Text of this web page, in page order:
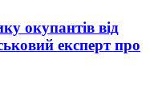
окупантів від
експерт про